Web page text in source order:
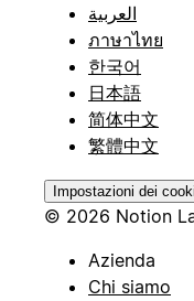
العربية
ภาษาไทย
한국어
日本語
简体中文
繁體中文
Impostazioni dei
© 2026 Notion
Azienda
Chi siamo